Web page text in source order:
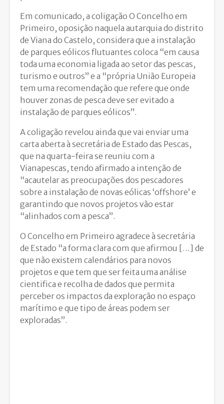
Em comunicado, a coligação O Concelho em
Primeiro, oposição naquela autarquia do distrito
de Viana do Castelo, considera que a instalação
de parques eólicos flutuantes coloca “em causa
toda uma economia ligada ao setor das pescas,
turismo e outros” e a “própria União Europeia
tem uma recomendação que refere que onde
houver zonas de pesca deve ser evitado a
instalação de parques eólicos”.
A coligação revelou ainda que vai enviar uma
carta aberta à secretária de Estado das Pescas,
que na quarta-feira se reuniu com a
Vianapescas, tendo afirmado a intenção de
“acautelar as preocupações dos pescadores
sobre a instalação de novas eólicas ‘offshore’ e
garantindo que novos projetos vão estar
“alinhados com a pesca”.
O Concelho em Primeiro agradece à secretária
de Estado “a forma clara com que afirmou […] de
que não existem calendários para novos
projetos e que tem que ser feita uma análise
cientifica e recolha de dados que permita
perceber os impactos da exploração no espaço
marítimo e que tipo de áreas podem ser
exploradas”.